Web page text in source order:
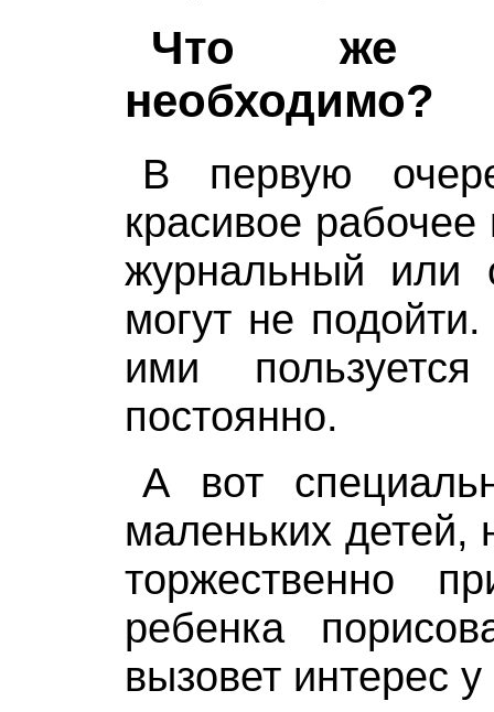
Что же
необходимо?
В первую
красивое
журнальный или
могут не
ими
постоянно.
А вот
маленьких детей,
торжественно
ребенка
вызовет интерес